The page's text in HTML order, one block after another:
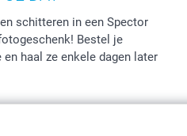
schitteren in een Spector
Bestel je
haal ze enkele dagen later